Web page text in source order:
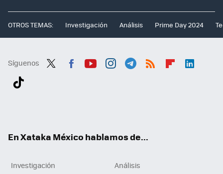
OTROS TEMAS: Investigación Análisis Prime Day 2024
Síguenos
En Xataka México hablamos de...
Investigación
Análisis